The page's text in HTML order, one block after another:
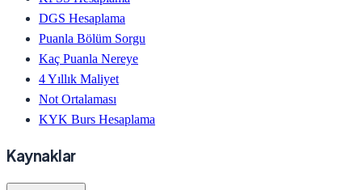
DGS Hesaplama
Puanla Bölüm Sorgu
Kaç Puanla Nereye
4 Yıllık Maliyet
Not Ortalaması
KYK Burs Hesaplama
Kaynaklar